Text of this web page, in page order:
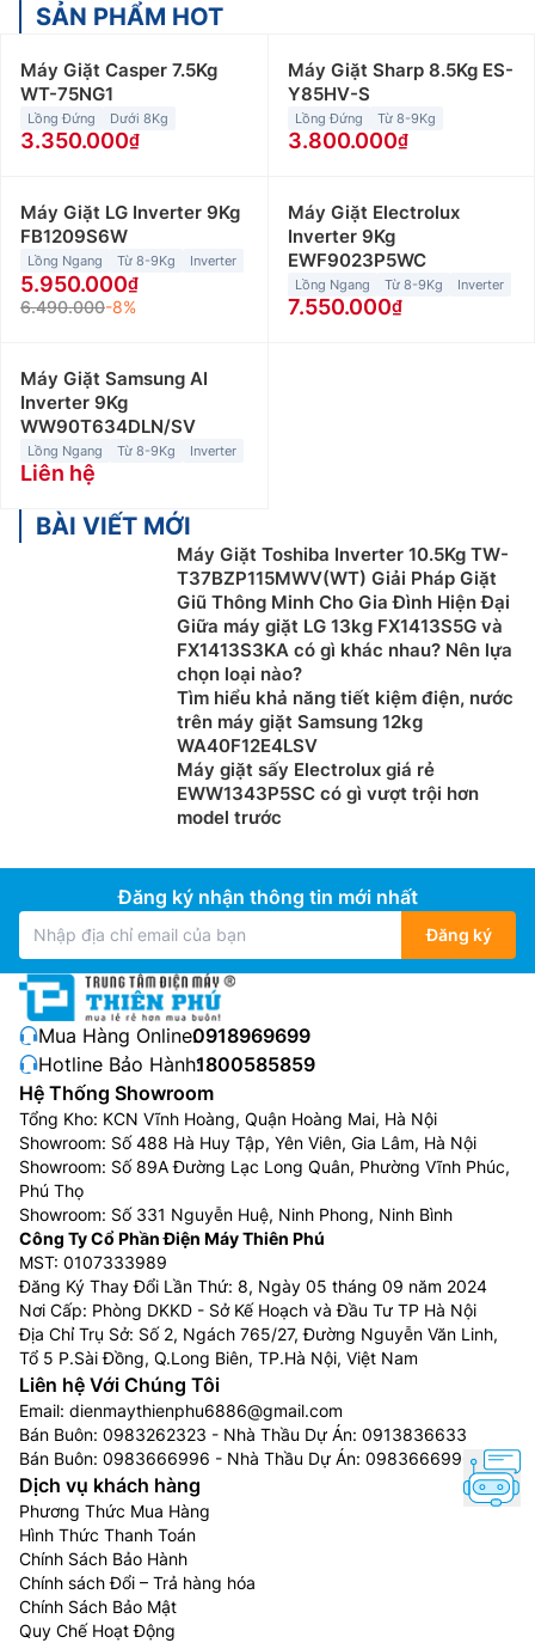
Máy giặt cửa trước sử dụng lồng giặt nằm ngang, máy
có kiểu dáng sang trọng và hiện đại nên được nhiều
người dùng ưa chuộng. Bên cạnh đó, dòng máy này
thường được tích hợp nhiều công nghệ giặt tiên tiến,
tối ưu.
Máy giặt lồng ngang có khả năng vận hành êm ái, ít
rung lắc. Đồng thời, máy giặt cửa trước có khả năng
tiết kiệm nước tốt hơn so với máy giặt cửa trên. Thêm
giặt như: giặt nước nóng, giặt hơi nước,… phù hợp với
nhiều loại quần áo khác nhau.
Do đặc trưng trong thiết kế (cửa đặt phía trước), nên
máy giặt cửa ngang cần được lắp đặt trong các không
gian rộng. Giá thành của các loại máy giặt cửa ngang
cũng cao hơn máy giặt lồng đứng với mức giá giao
động từ 4.000.000đ đến hơn 27.000.000đ. Ngoài ra,
dòng máy này còn tiêu thụ điện nhiều hơn, bảng điều
khiển phức tạp và khó sử dụng hơn.
Máy giặt kết hợp công nghệ sấy
Máy giặt kết hợp công nghệ sấy là thiết bị 2 trong 1,
vừa giặt sạch vừa sấy khô quần áo trong cùng một
lồng giặt, cực kỳ tiện lợi cho gia đình ít người hoặc
vào mùa mưa, giúp tiết kiệm không gian và công sức
không phải chuyển đồ. Máy hoạt động bằng cách giặt
như máy thường, sau đó dùng công nghệ sấy ngưng tụ
hoặc bơm nhiệt để làm khô bằng hơi nóng, phù hợp
với nhiều chất liệu vải và có nhiều chế độ, dù chu trình
sấy có thể lâu hơn máy sấy độc lập.
Máy giặt sấy được bán với mức giá giao động trong
khoảng từ 8.000.000đ đến hơn 45.000.000đ, tùy vào
khối lượng giặt sấy, thương hiệu mà giá bán cũng sẽ
thay đổi theo.
Tủ chăm sóc quần áo
Tủ chăm sóc quần áo thông minh là thiết bị gia dụng
cao cấp, kết hợp chức năng giặt, sấy, ủi và bảo quản
quần áo, giúp làm mới, khử mùi, diệt khuẩn và phẳng
SẢN PHẨM HOT
Máy Giặt Casper 7.5Kg
WT-75NG1
Lồng Đứng Dưới 8Kg
3.350.000
Máy Giặt Sharp 8.5Kg ES-
Y85HV-S
Lồng Đứng Từ 8-9Kg
3.800.000
Máy Giặt LG Inverter 9Kg
FB1209S6W
Lồng Ngang Từ 8-9Kg Inverter
5.950.000
6.490.000-8%
Máy Giặt Electrolux
Inverter 9Kg
EWF9023P5WC
Lồng Ngang Từ 8-9Kg Inverter
7.550.000
Máy Giặt Samsung AI
Inverter 9Kg
WW90T634DLN/SV
Lồng Ngang Từ 8-9Kg Inverter
Liên hệ
BÀI VIẾT MỚI
Máy Giặt Toshiba Inverter 10.5Kg TW-
T37BZP115MWV(WT) Giải Pháp Giặt
Giũ Thông Minh Cho Gia Đình Hiện Đại
Giữa máy giặt LG 13kg FX1413S5G và
FX1413S3KA có gì khác nhau? Nên lựa
chọn loại nào?
Tìm hiểu khả năng tiết kiệm điện, nước
trên máy giặt Samsung 12kg
WA40F12E4LSV
Máy giặt sấy Electrolux giá rẻ
EWW1343P5SC có gì vượt trội hơn
model trước
Đăng ký nhận thông tin mới nhất
Đăng ký
Mua Hàng Online:0918969699
Hotline Bảo Hành:1800585859
Hệ Thống Showroom
Tổng Kho: KCN Vĩnh Hoàng, Quận Hoàng Mai, Hà Nội
Showroom: Số 488 Hà Huy Tập, Yên Viên, Gia Lâm, Hà Nội
Showroom: Số 89A Đường Lạc Long Quân, Phường Vĩnh Phúc,
Phú Thọ
Showroom: Số 331 Nguyễn Huệ, Ninh Phong, Ninh Bình
Công Ty Cổ Phần Điện Máy Thiên Phú
MST: 0107333989
Đăng Ký Thay Đổi Lần Thứ: 8, Ngày 05 tháng 09 năm 2024
Nơi Cấp: Phòng DKKD - Sở Kế Hoạch và Đầu Tư TP Hà Nội
Địa Chỉ Trụ Sở: Số 2, Ngách 765/27, Đường Nguyễn Văn Linh,
Tổ 5 P.Sài Đồng, Q.Long Biên, TP.Hà Nội, Việt Nam
Liên hệ Với Chúng Tôi
Email: dienmaythienphu6886@gmail.com
Bán Buôn: 0983262323 - Nhà Thầu Dự Án: 0913836633
Bán Buôn: 0983666996 - Nhà Thầu Dự Án: 0983666996
Dịch vụ khách hàng
Phương Thức Mua Hàng
Hình Thức Thanh Toán
Chính Sách Bảo Hành
Chính sách Đổi – Trả hàng hóa
Chính Sách Bảo Mật
Quy Chế Hoạt Động